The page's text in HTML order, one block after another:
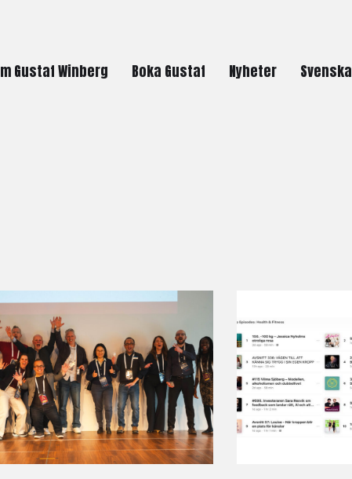
Gustaf Winberg Boka Gustaf Nyheter Svenska